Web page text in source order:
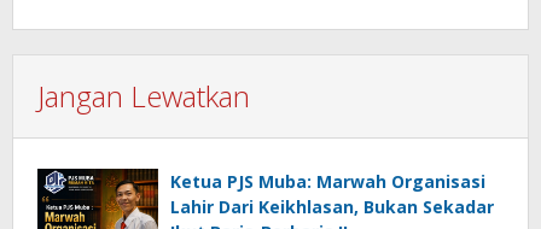
Jangan Lewatkan
Ketua PJS Muba: Marwah Organisasi
Lahir Dari Keikhlasan, Bukan Sekadar